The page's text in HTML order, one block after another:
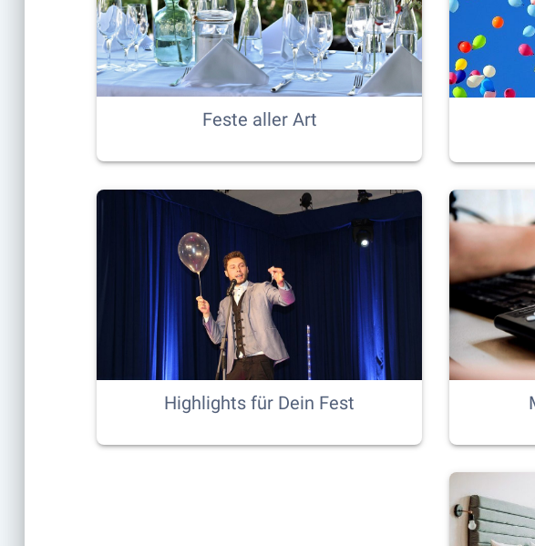
Feste aller Art
Highlights für Dein Fest